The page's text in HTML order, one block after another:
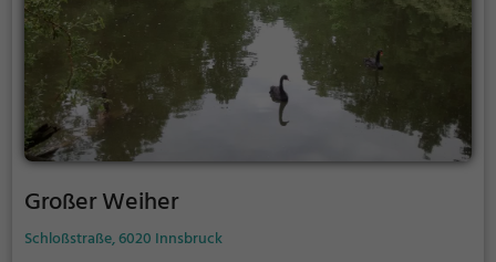
Großer Weiher
Schloßstraße, 6020 Innsbruck